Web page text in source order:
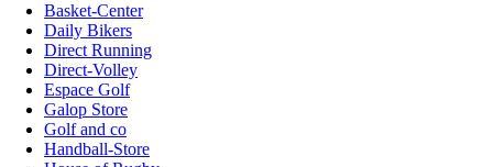
Basket-Center
Daily Bikers
Direct Running
Direct-Volley
Espace Golf
Galop Store
Golf and co
Handball-Store